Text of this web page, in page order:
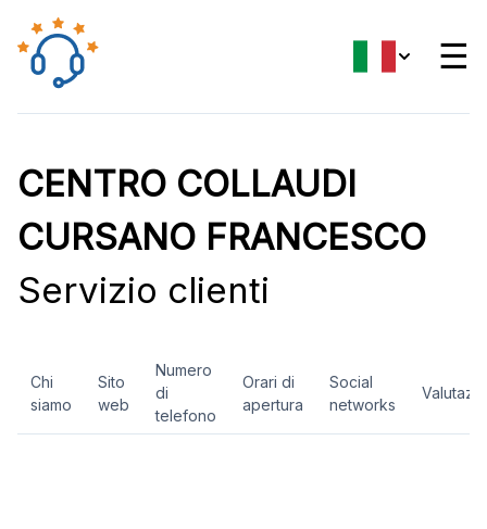
☰
CENTRO COLLAUDI
CURSANO FRANCESCO
Servizio clienti
Chi
siamo
Sito
web
Numero
di
telefono
Orari di
apertura
Social
networks